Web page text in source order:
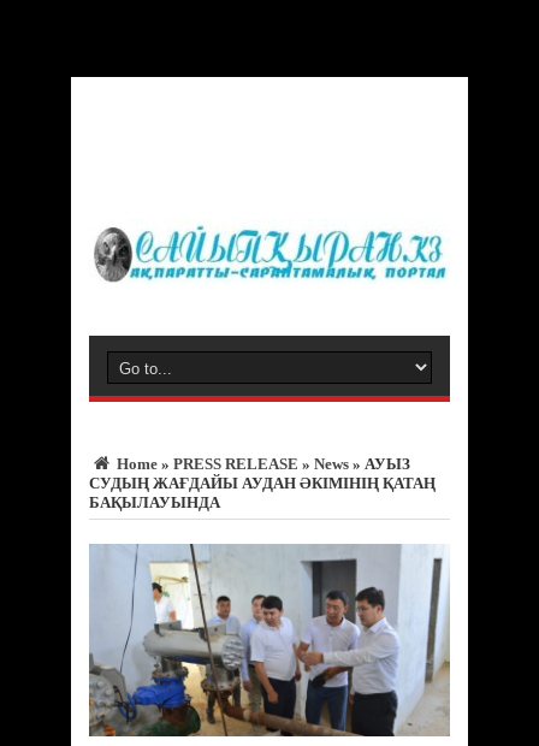
Home » PRESS RELEASE » News » АУЫЗ
СУДЫҢ ЖАҒДАЙЫ АУДАН ӘКІМІНІҢ ҚАТАҢ
БАҚЫЛАУЫНДА